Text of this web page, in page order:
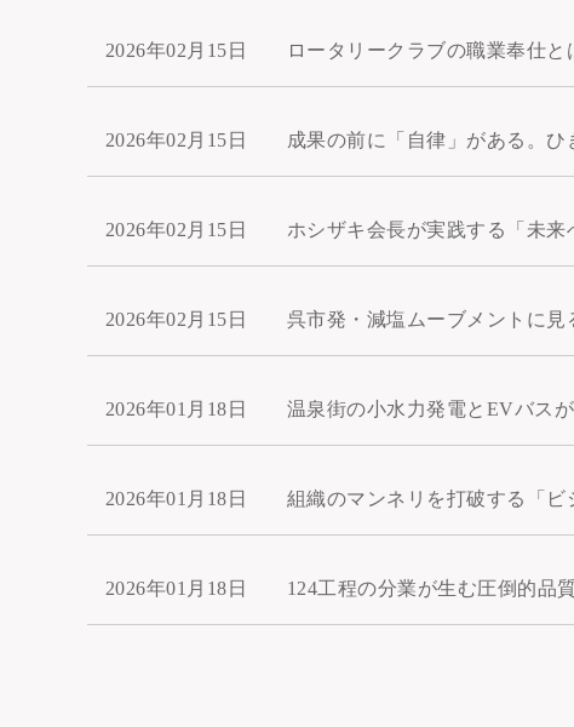
2026年02月15日 ロータリークラブの職業奉仕と
2026年02月15日 成果の前に「自律」がある。
2026年02月15日 ホシザキ会長が実践する「未
2026年02月15日 呉市発・減塩ムーブメントに見
2026年01月18日 温泉街の小水力発電とEVバス
2026年01月18日 組織のマンネリを打破する「ビ
2026年01月18日 124工程の分業が生む圧倒的品